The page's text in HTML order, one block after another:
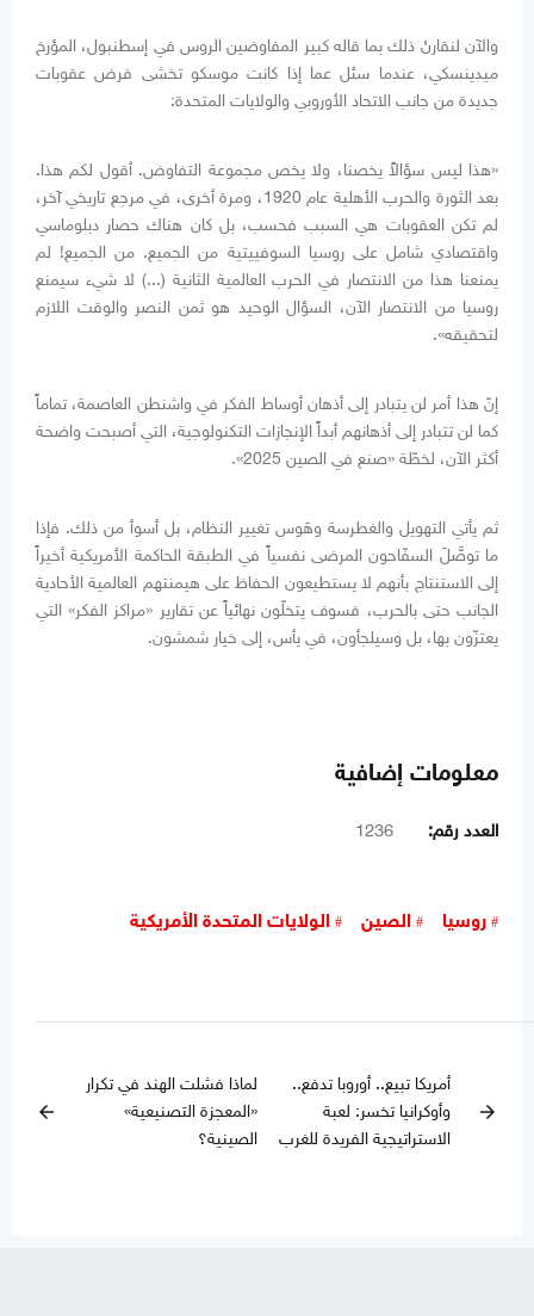
والآن لنقارنْ ذلك بما قاله كبير المفاوضين الروس في إسطنبول، المؤرخ
ميدينسكي، عندما سئل عما إذا كانت موسكو تخشى فرض عقوبات
جديدة من جانب الاتحاد الأوروبي والولايات المتحدة:
«هذا ليس سؤالاً يخصنا، ولا يخص مجموعة التفاوض. أقول لكم هذا.
بعد الثورة والحرب الأهلية عام 1920، ومرة أخرى، في مرجع تاريخي آخر،
لم تكن العقوبات هي السبب فحسب، بل كان هناك حصار دبلوماسي
واقتصادي شامل على روسيا السوفييتية من الجميع. من الجميع! لم
يمنعنا هذا من الانتصار في الحرب العالمية الثانية (...) لا شيء سيمنع
روسيا من الانتصار الآن، السؤال الوحيد هو ثمن النصر والوقت اللازم
لتحقيقه».
إنّ هذا أمر لن يتبادر إلى أذهان أوساط الفكر في واشنطن العاصمة، تماماً
كما لن تتبادر إلى أذهانهم أبداً الإنجازات التكنولوجية، التي أصبحت واضحة
أكثر الآن، لخطّة «صنع في الصين 2025».
ثم يأتي التهويل والغطرسة وهَوس تغيير النظام، بل أسوأ من ذلك. فإذا
ما توصَّلَ السفّاحون المرضى نفسياً في الطبقة الحاكمة الأمريكية أخيراً
إلى الاستنتاج بأنهم لا يستطيعون الحفاظ على هيمنتهم العالمية الأحادية
الجانب حتى بالحرب، فسوف يتخلّون نهائياً عن تقارير «مراكز الفكر» التي
يعتزّون بها، بل وسيلجأون، في يأس، إلى خيار شمشون.
معلومات إضافية
العدد رقم: 1236
روسيا الصين الولايات المتحدة الأمريكية
arrow_forward
أمريكا تبيع.. أوروبا تدفع..
وأوكرانيا تخسر: لعبة
الاستراتيجية الفريدة للغرب
لماذا فشلت الهند في تكرار
«المعجزة التصنيعية»
الصينية؟
arrow_back